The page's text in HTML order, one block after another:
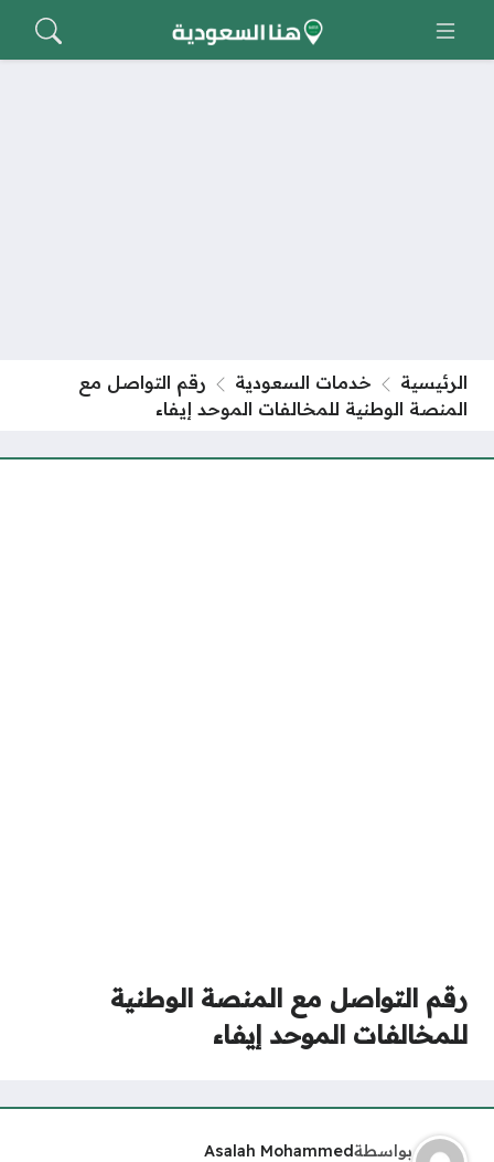
الرئيسية خدمات السعودية
رقم التواصل مع
المنصة الوطنية للمخالفات الموحد إيفاء
رقم التواصل مع المنصة الوطنية
للمخالفات الموحد إيفاء
بواسطةAsalah Mohammed